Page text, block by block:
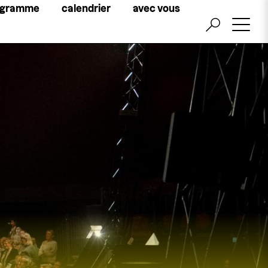
menu
calendrier avec vous
billetterie